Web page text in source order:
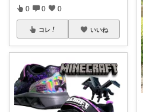
0 0 0
コレ いいね